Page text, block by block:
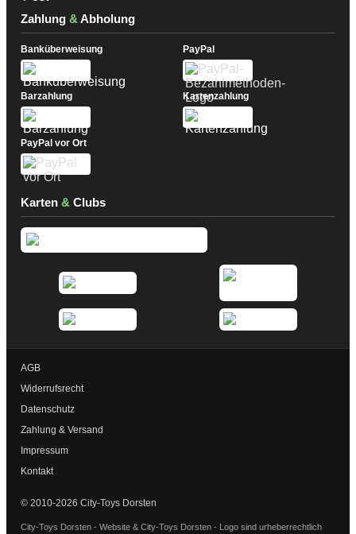
Zahlung &Abholung
Banküberweisung PayPal
Barzahlung Kartenzahlung
PayPal vor Ort
Karten & Clubs
AGB
Widerrufsrecht
Datenschutz
Zahlung & Versand
Impressum
Kontakt
© 2010-2026 City-Toys Dorsten
City-Toys Dorsten - Website & City-Toys Dorsten - Logo sind urheberrechtlich